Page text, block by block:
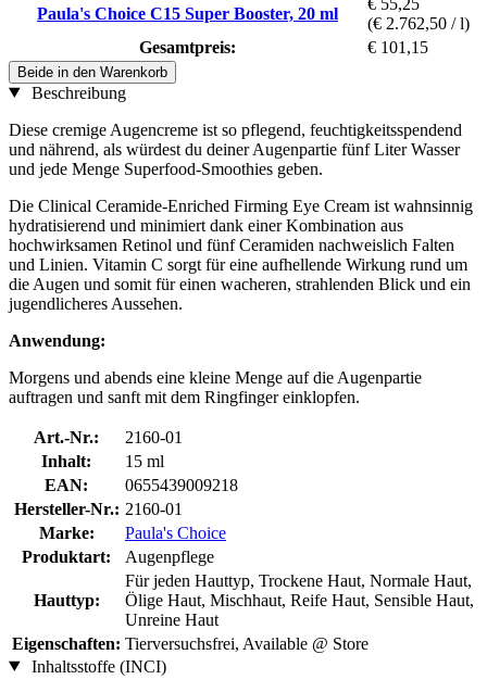
Paula's Choice C15 Super Booster, 20 ml
(€ 2.762,50 / l)
Gesamtpreis:
€ 101,15
Beide in den Warenkorb
Beschreibung
Diese cremige Augencreme ist so pflegend, feuchtigkeitsspendend
und nährend, als würdest du deiner Augenpartie fünf Liter Wasser
und jede Menge Superfood-Smoothies geben.
Die Clinical Ceramide-Enriched Firming Eye Cream ist wahnsinnig
hydratisierend und minimiert dank einer Kombination aus
hochwirksamen Retinol und fünf Ceramiden nachweislich Falten
und Linien. Vitamin C sorgt für eine aufhellende Wirkung rund um
die Augen und somit für einen wacheren, strahlenden Blick und ein
jugendlicheres Aussehen.
Anwendung:
Morgens und abends eine kleine Menge auf die Augenpartie
auftragen und sanft mit dem Ringfinger einklopfen.
Art.-Nr.:
2160-01
Inhalt:
15 ml
EAN:
0655439009218
Hersteller-Nr.: 2160-01
Marke:
Paula's Choice
Produktart:
Augenpflege
Hauttyp:
Für jeden Hauttyp, Trockene Haut, Normale Haut,
Ölige Haut, Mischhaut, Reife Haut, Sensible Haut,
Unreine Haut
Eigenschaften: Tierversuchsfrei, Available @ Store
Inhaltsstoffe (INCI)